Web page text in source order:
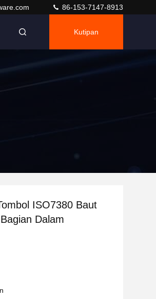
86-153-7147-8913
Kutipan
ISO7380 Baut
Dalam